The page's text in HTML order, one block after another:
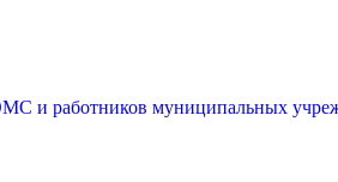
и работников муниципальных